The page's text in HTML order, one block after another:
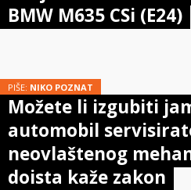
BMW M635 CSi (E24)
PIŠE: NIKO POZNAT
Možete li izgubiti
automobil
neovlaštenog
doista kaže zakon